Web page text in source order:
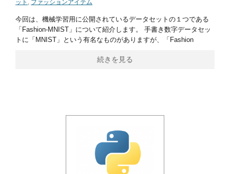
ット , ファッションアイテム
今回は、機械学習用に公開されているデータセットの１つである
「Fashion-MNIST」について紹介します。 手書き数字データセッ
トに「MNIST」という有名なものがありますが、「Fashion
続きを見る